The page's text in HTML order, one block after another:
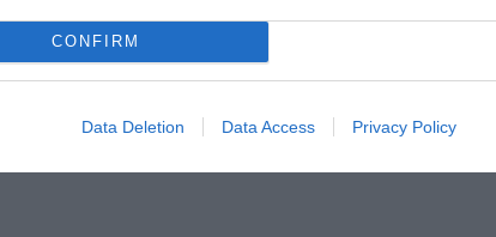
CONFIRM
Data Deletion Data Access Privacy Policy